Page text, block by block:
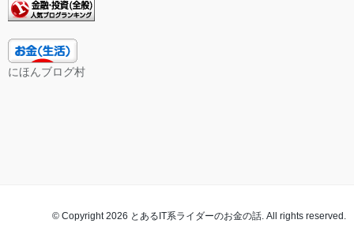
にほんブログ村
© Copyright 2026 とあるIT系ライダーのお金の話. All rights reserved.